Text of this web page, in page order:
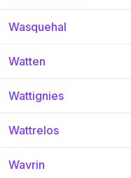
Wasquehal
Watten
Wattignies
Wattrelos
Wavrin